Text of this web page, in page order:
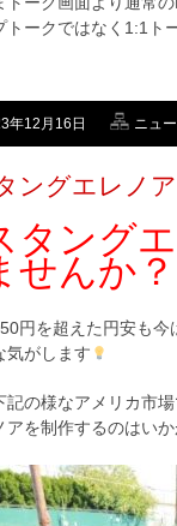
トークではなく1:1ト
年12月16日 ニュ
ングエレノ
タング
せんか？
円を超えた円安も
気がします
記の様なアメリカ市
アを制作するのはい